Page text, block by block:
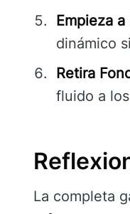
Empieza
dinámico
Retira
fluido a
La completa